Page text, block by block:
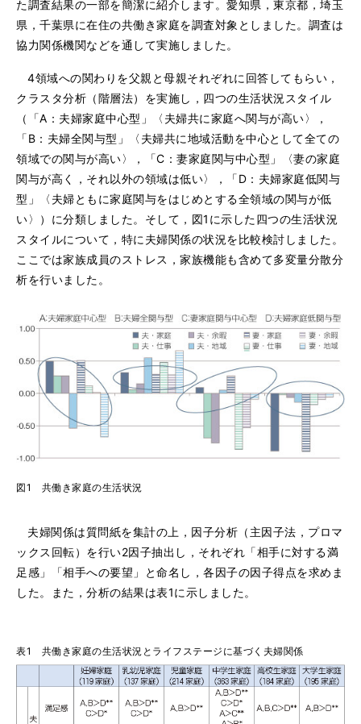
た調査結果の一部を簡潔に紹介します。愛知県，東京都，埼玉
県，千葉県に在住の共働き家庭を調査対象としました。調査は
協力関係機関などを通して実施しました。
4領域への関わりを父親と母親それぞれに回答してもらい，
クラスタ分析（階層法）を実施し，四つの生活状況スタイル
（「A：夫婦家庭中心型」〈夫婦共に家庭へ関与が高い〉，
「B：夫婦全関与型」〈夫婦共に地域活動を中心として全ての
領域での関与が高い〉，「C：妻家庭関与中心型」〈妻の家庭
関与が高く，それ以外の領域は低い〉，「D：夫婦家庭低関与
型」〈夫婦ともに家庭関与をはじめとする全領域の関与が低
い〉）に分類しました。そして，図1に示した四つの生活状況
スタイルについて，特に夫婦関係の状況を比較検討しました。
ここでは家族成員のストレス，家族機能も含めて多変量分散分
析を行いました。
図1 共働き家庭の生活状況
夫婦関係は質問紙を集計の上，因子分析（主因子法，プロマ
ックス回転）を行い2因子抽出し，それぞれ「相手に対する満
足感」「相手への要望」と命名し，各因子の因子得点を求めま
した。また，分析の結果は表1に示しました。
表1 共働き家庭の生活状況とライフステージに基づく夫婦関係